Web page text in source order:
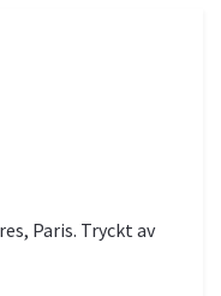
Paris. Tryckt av